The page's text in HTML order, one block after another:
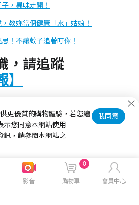
，異味走開！
教妳當個健康「水」姑娘！
！不讓蚊子追著叮你！
，請追蹤
設備的需要，請您即刻就診或尋求醫療
更優質的購物體驗，若您繼
示您同意本網站使用
訊，請參閱本網站之
我同意
影音 購物車
0
會員中心